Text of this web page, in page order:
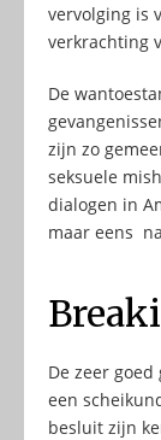
vervolging is
verkrachting
De
zijn zo
seksuele
dialogen in
maar eens
De zeer goed
een
besluit zijn